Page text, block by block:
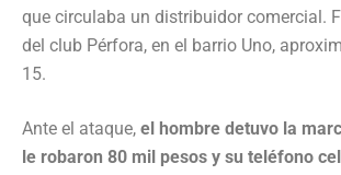
que circulaba un distribuidor comercial.
del club Pérfora, en el barrio Uno,
15.
Ante el ataque, el hombre detuvo la
le robaron 80 mil pesos y su teléfono